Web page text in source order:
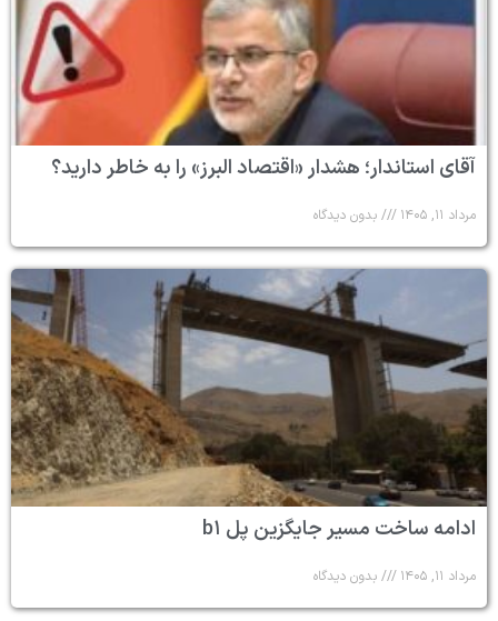
آقای استاندار؛ هشدار «اقتصاد البرز» را به خاطر دارید؟
مرداد ۱۱, ۱۴۰۵ بدون دیدگاه
ادامه ساخت مسیر جایگزین پل b۱
مرداد ۱۱, ۱۴۰۵ بدون دیدگاه